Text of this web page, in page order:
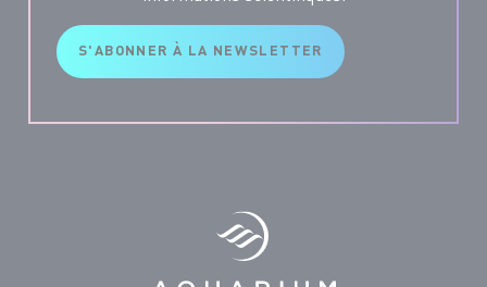
S'ABONNER À LA NEWSLETTER